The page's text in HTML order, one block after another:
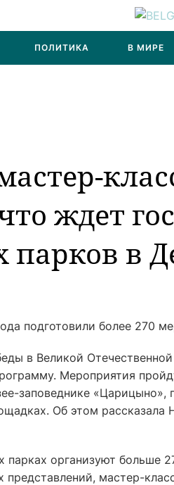
ПОЛИТИКА В МИРЕ
ждет
парков в
подготовили более 270
в Великой
Мероприятия
заповеднике «Царицыно»,
Об этом рассказала
парках организуют больше
представлений, мастер-